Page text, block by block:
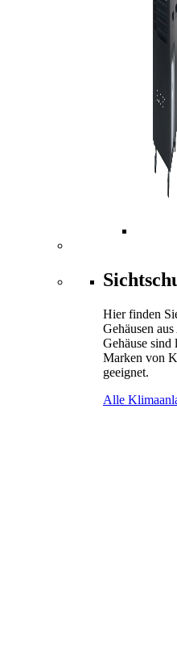
Hier finden
Gehäusen
Gehäuse
Marken von
geeignet.
Alle